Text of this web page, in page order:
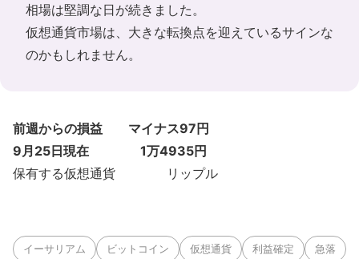
相場は堅調な日が続きました。
仮想通貨市場は、大きな転換点を迎えているサインな
のかもしれません。
前週からの損益 マイナス97円
9月25日現在 1万4935円
保有する仮想通貨 リップル
イーサリアム ビットコイン 仮想通貨 利益確定 急落